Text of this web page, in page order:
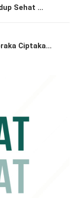
Sehat …
Ciptaka…